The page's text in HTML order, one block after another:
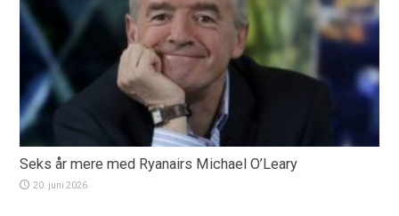
Seks år mere med Ryanairs Michael O’Leary
20. juni 2026